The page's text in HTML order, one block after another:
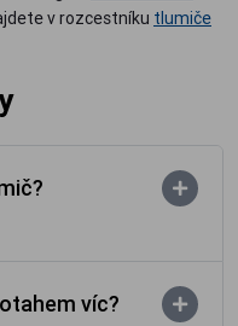
v rozcestníku tlumiče
víc?